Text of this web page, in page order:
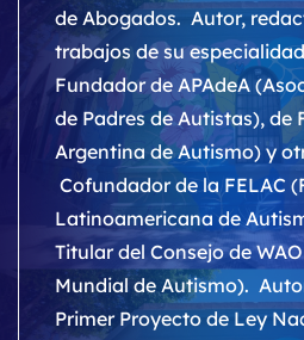
de Abogados. Autor,
trabajos de su
Fundador de APAdeA
de Padres de Autistas), de
Argentina de Autismo) y
Cofundador de la FELAC
Latinoamericana de
Titular del Consejo de
Mundial de Autismo).
Primer Proyecto de Ley